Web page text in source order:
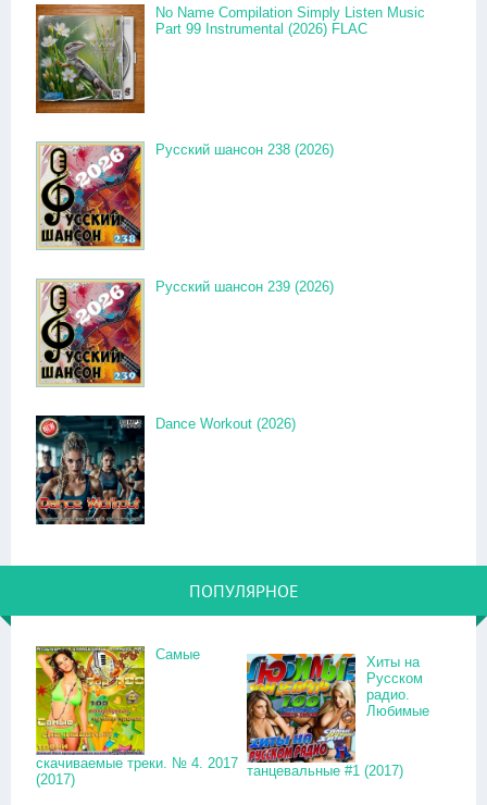
No Name Compilation Simply Listen Music
Part 99 Instrumental (2026) FLAC
Русский шансон 238 (2026)
Русский шансон 239 (2026)
Dance Workout (2026)
ПОПУЛЯРНОЕ
Самые
скачиваемые треки. № 4. 2017
(2017)
Хиты на
Русском
радио.
Любимые
танцевальные #1 (2017)